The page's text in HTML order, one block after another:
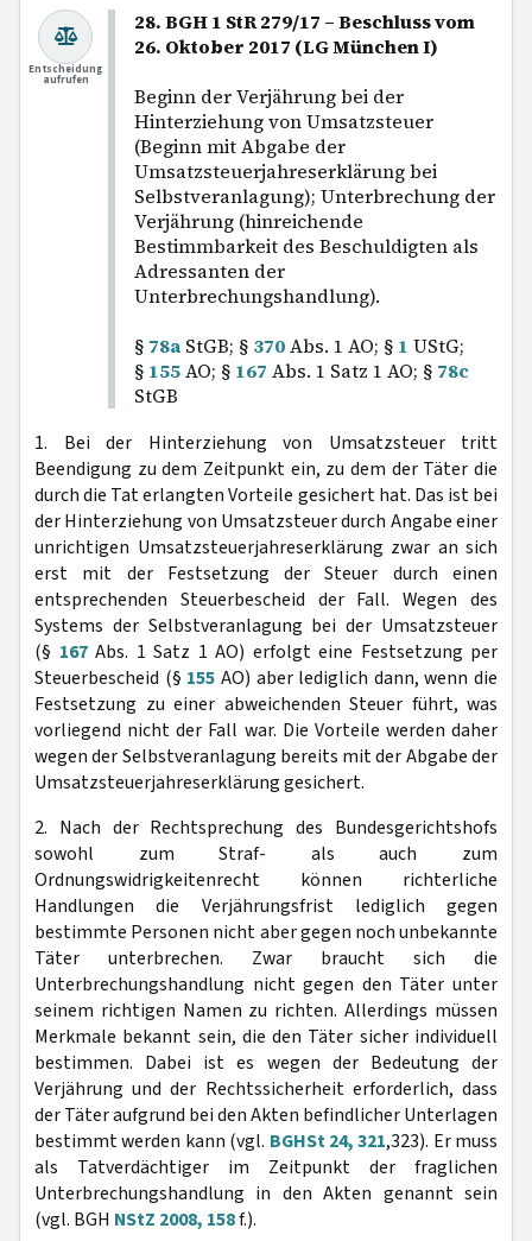
28. BGH 1 StR 279/17 – Beschluss vom
26. Oktober 2017 (LG München I)
Beginn der Verjährung bei der
Hinterziehung von Umsatzsteuer
(Beginn mit Abgabe der
Umsatzsteuerjahreserklärung bei
Selbstveranlagung); Unterbrechung der
Verjährung (hinreichende
Bestimmbarkeit des Beschuldigten als
Adressanten der
Unterbrechungshandlung).
§ 78a StGB; § 370Abs. 1 AO; § 1 UStG;
§ 155AO; § 167 Abs. 1 Satz 1 AO; § 78c
StGB
Entscheidung
aufrufen
1. Bei der Hinterziehung von Umsatzsteuer tritt
Beendigung zu dem Zeitpunkt ein, zu dem der Täter die
durch die Tat erlangten Vorteile gesichert hat. Das ist bei
der Hinterziehung von Umsatzsteuer durch Angabe einer
unrichtigen Umsatzsteuerjahreserklärung zwar an sich
erst mit der Festsetzung der Steuer durch einen
entsprechenden Steuerbescheid der Fall. Wegen des
Systems der Selbstveranlagung bei der Umsatzsteuer
(§ 167Abs. 1 Satz 1 AO) erfolgt eine Festsetzung per
Steuerbescheid (§ 155 AO) aber lediglich dann, wenn die
Festsetzung zu einer abweichenden Steuer führt, was
vorliegend nicht der Fall war. Die Vorteile werden daher
wegen der Selbstveranlagung bereits mit der Abgabe der
Umsatzsteuerjahreserklärung gesichert.
2. Nach der Rechtsprechung des Bundesgerichtshofs
sowohl zum Straf- als auch zum
Ordnungswidrigkeitenrecht können richterliche
Handlungen die Verjährungsfrist lediglich gegen
bestimmte Personen nicht aber gegen noch unbekannte
Täter unterbrechen. Zwar braucht sich die
Unterbrechungshandlung nicht gegen den Täter unter
seinem richtigen Namen zu richten. Allerdings müssen
Merkmale bekannt sein, die den Täter sicher individuell
bestimmen. Dabei ist es wegen der Bedeutung der
Verjährung und der Rechtssicherheit erforderlich, dass
der Täter aufgrund bei den Akten befindlicher Unterlagen
bestimmt werden kann (vgl. BGHSt 24, 321,323). Er muss
als Tatverdächtiger im Zeitpunkt der fraglichen
Unterbrechungshandlung in den Akten genannt sein
(vgl. BGH NStZ 2008, 158f.).